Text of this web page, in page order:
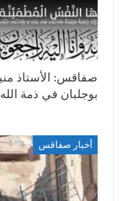
صفاقس: الأستاذ
بوجلبان في ذمة الله
أخبار صفاقس